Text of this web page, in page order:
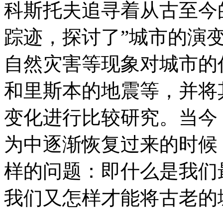
科斯托夫追寻着从古至
踪迹，探讨了”城市的演
自然灾害等现象对城市
和里斯本的地震等，并
变化进行比较研究。当
为中逐渐恢复过来的时
样的问题：即什么是我
我们又怎样才能将古老